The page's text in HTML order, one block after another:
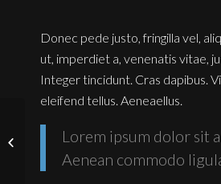
Donec pede justo, fringilla vel,
ut, imperdiet a, venenatis vitae,
Integer tincidunt. Cras dapibus.
eleifend tellus. Aeneaellus.
Lorem ipsum dolor sit
Aenean commodo
Lake Takaho